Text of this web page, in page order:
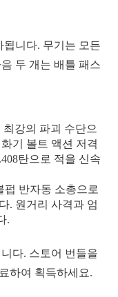
됩니다. 무기는 모든
두 개는 배틀 패스
최강의 파괴 수단으
기 볼트 액션 저격
탄으로 적을 신속
펍 반자동 소총으로
. 원거리 사격과 엄
.
다. 스토어 번들을
하여 획득하세요.